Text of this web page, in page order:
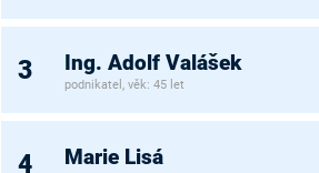
3 Ing. Adolf Valášek
podnikatel, věk: 45 let
4 Marie Lisá